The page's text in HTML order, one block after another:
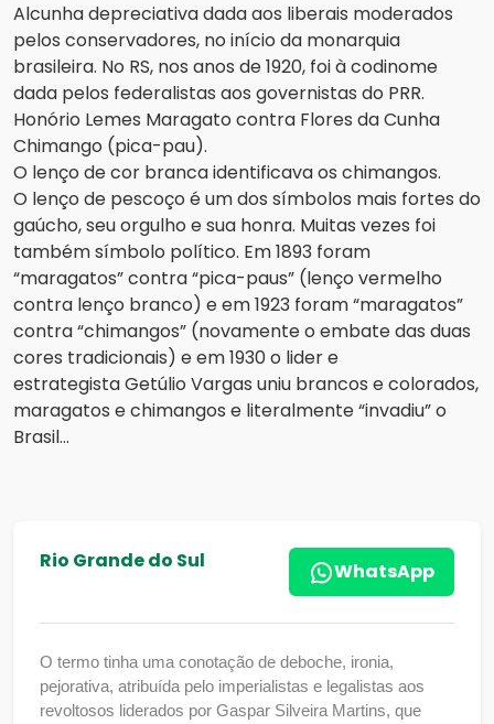
Alcunha depreciativa dada aos liberais moderados
pelos conservadores, no início da monarquia
brasileira. No RS, nos anos de 1920, foi à codinome
dada pelos federalistas aos governistas do PRR.
Honório Lemes Maragato contra Flores da Cunha
Chimango (pica-pau).
O lenço de cor branca identificava os chimangos.
O lenço de pescoço é um dos símbolos mais fortes do
gaúcho, seu orgulho e sua honra. Muitas vezes foi
também símbolo político. Em 1893 foram
“maragatos” contra “pica-paus” (lenço vermelho
contra lenço branco) e em 1923 foram “maragatos”
contra “chimangos” (novamente o embate das duas
cores tradicionais) e em 1930 o lider e
estrategista Getúlio Vargas uniu brancos e colorados,
maragatos e chimangos e literalmente “invadiu” o
Brasil...
Rio Grande do Sul WhatsApp
O termo tinha uma conotação de deboche, ironia,
pejorativa, atribuída pelo imperialistas e legalistas aos
revoltosos liderados por Gaspar Silveira Martins, que